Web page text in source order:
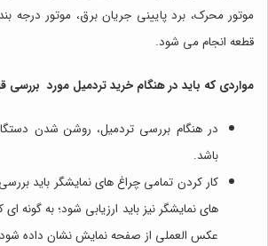
موتور محرک، برد پایینی جریان برق، موتور درجه
قطعه انجام می شود.
مواردی که باید در هنگام خرید تردمیل مورد بررسی
در هنگام بررسی تردمیل، روشن شدن
باشد.
کار کردن تمامی چراغ های نمایشگر باید
های نمایشگر نیز باید ارزیابی شود؛ به گونه
عکس العملی از صفحه نمایش نشان داده